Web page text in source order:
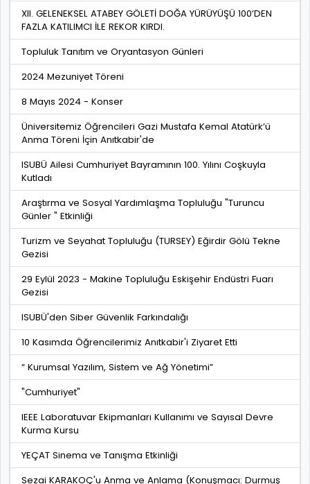
XII. GELENEKSEL ATABEY GÖLETİ DOĞA YÜRÜYÜŞÜ 100’DEN
FAZLA KATILIMCI İLE REKOR KIRDI.
Topluluk Tanıtım ve Oryantasyon Günleri
2024 Mezuniyet Töreni
8 Mayıs 2024 - Konser
Üniversitemiz Öğrencileri Gazi Mustafa Kemal Atatürk’ü
Anma Töreni İçin Anıtkabir'de
ISUBÜ Ailesi Cumhuriyet Bayramının 100. Yılını Coşkuyla
Kutladı
Araştırma ve Sosyal Yardımlaşma Topluluğu "Turuncu
Günler " Etkinliği
Turizm ve Seyahat Topluluğu (TURSEY) Eğirdir Gölü Tekne
Gezisi
29 Eylül 2023 - Makine Topluluğu Eskişehir Endüstri Fuarı
Gezisi
ISUBÜ'den Siber Güvenlik Farkındalığı
10 Kasımda Öğrencilerimiz Anıtkabir'i Ziyaret Etti
“ Kurumsal Yazılım, Sistem ve Ağ Yönetimi”
"Cumhuriyet"
IEEE Laboratuvar Ekipmanları Kullanımı ve Sayısal Devre
Kurma Kursu
YEÇAT Sinema ve Tanışma Etkinliği
Sezai KARAKOÇ'u Anma ve Anlama (Konuşmacı: Durmuş